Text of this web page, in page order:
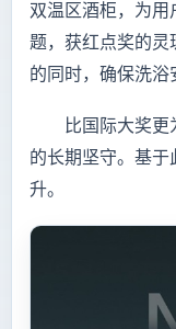
双温区酒柜，为用
题，获红点奖的灵
的同时，确保洗浴
比国际大奖更为
的长期坚守。基
升。